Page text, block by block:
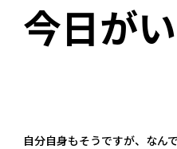
今日が
自分自身もそうですが、なん